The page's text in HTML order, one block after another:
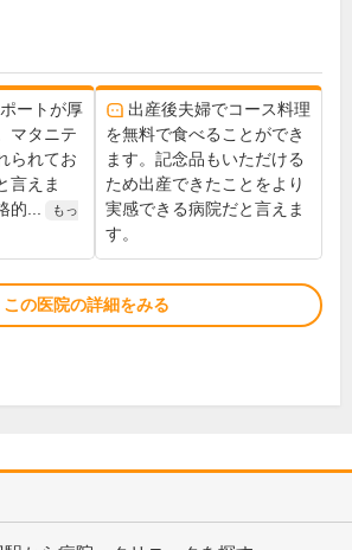
ートが厚
マタニテ
られてお
言えま
...
もっ
出産後夫婦でコース料理
を無料で食べることができ
ます。記念品もいただける
ため出産できたことをより
実感できる病院だと言えま
す。
この医院の詳細をみる